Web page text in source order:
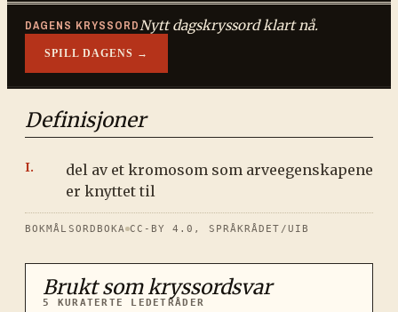
DAGENS KRYSSORDNytt dagskryssord klart nå.
SPILL DAGENS →
Definisjoner
del av et kromosom som arveegenskapene
er knyttet til
BOKMÅLSORDBOKA CC-BY 4.0, SPRÅKRÅDET/UIB
Brukt som kryssordsvar
5 KURATERTE LEDETRÅDER